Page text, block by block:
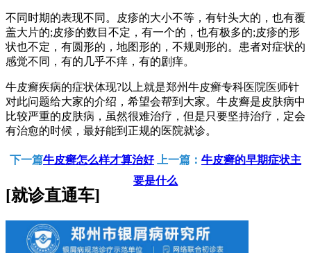
不同时期的表现不同。皮疹的大小不等，有针头大的，也有覆
盖大片的;皮疹的数目不定，有一个的，也有极多的;皮疹的形
状也不定，有圆形的，地图形的，不规则形的。患者对症状的
感觉不同，有的几乎不痒，有的剧痒。
牛皮癣疾病的症状体现?以上就是郑州牛皮癣专科医院医师针
对此问题给大家的介绍，希望会帮到大家。牛皮癣是皮肤病中
比较严重的皮肤病，虽然很难治疗，但是只要坚持治疗，定会
有治愈的时候，最好能到正规的医院就诊。
下一篇牛皮癣怎么样才算治好上一篇： 牛皮癣的早期症状主
要是什么
[就诊直通车]